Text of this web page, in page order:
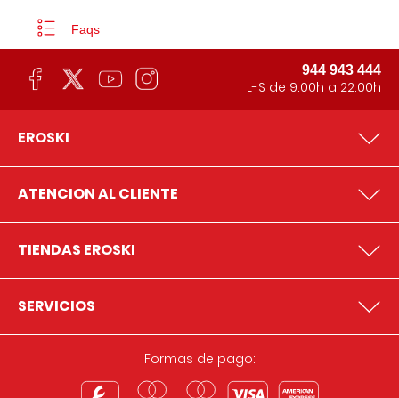
Faqs
944 943 444
L-S de 9:00h a 22:00h
EROSKI
ATENCION AL CLIENTE
TIENDAS EROSKI
SERVICIOS
Formas de pago: